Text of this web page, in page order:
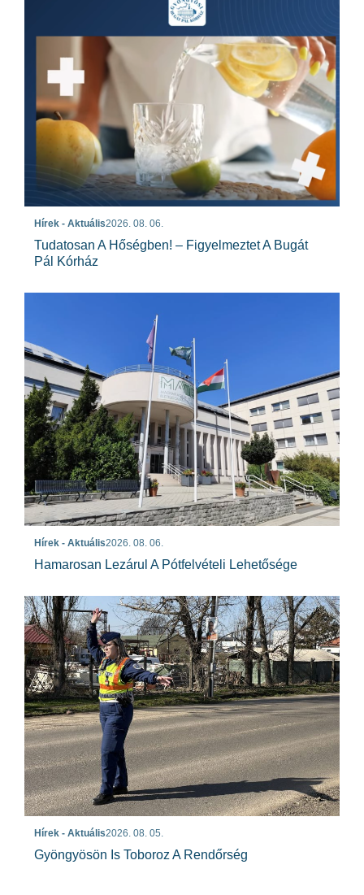
Hírek - Aktuális2026. 08. 06.
Tudatosan A Hőségben! – Figyelmeztet A Bugát
Pál Kórház
Hírek - Aktuális2026. 08. 06.
Hamarosan Lezárul A Pótfelvételi Lehetősége
Hírek - Aktuális2026. 08. 05.
Gyöngyösön Is Toboroz A Rendőrség